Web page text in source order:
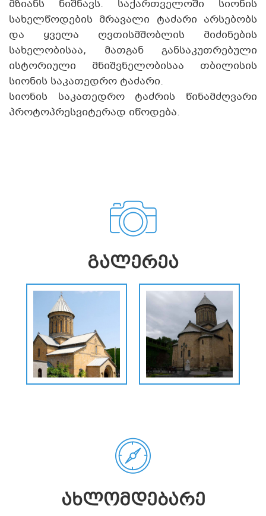
მზიანს ნიშნავს. საქართველოში სიონის
სახელწოდების მრავალი ტაძარი არსებობს
და ყველა ღვთისმშობლის მიძინების
სახელობისაა, მათგან განსაკუთრებული
ისტორიული მნიშვნელობისაა თბილისის
სიონის საკათედრო ტაძარი.
სიონის საკათედრო ტაძრის წინამძღვარი
პროტოპრესვიტერად იწოდება.
ᲒᲐᲚᲔᲠᲔᲐ
ᲐᲮᲚᲝᲛᲓᲔᲑᲐᲠᲔ